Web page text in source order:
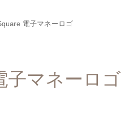
電子マネーロゴ
子マネーロゴ